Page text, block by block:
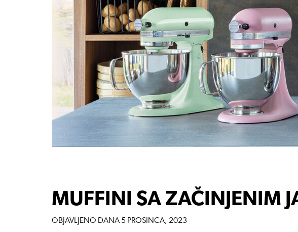
MUFFINI SA ZAČINJENIM
OBJAVLJENO DANA 5 PROSINCA, 2023